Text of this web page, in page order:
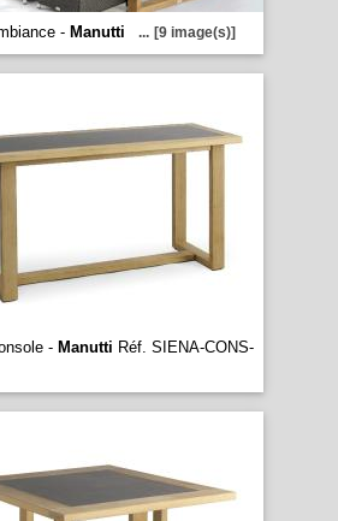
- Manutti ... [9 image(s)]
- Manutti Réf. SIENA-CONS-